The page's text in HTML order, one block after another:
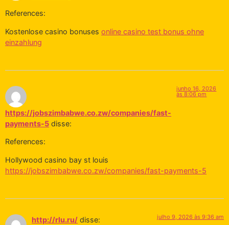
References:
Kostenlose casino bonuses online casino test bonus ohne
einzahlung
https://jobszimbabwe.co.zw/companies/fast-
payments-5 disse:
junho 16, 2026
às 8:06 pm
References:
Hollywood casino bay st louis
https://jobszimbabwe.co.zw/companies/fast-payments-5
http://rlu.ru/ disse: julho 9, 2026 às 9:36 am